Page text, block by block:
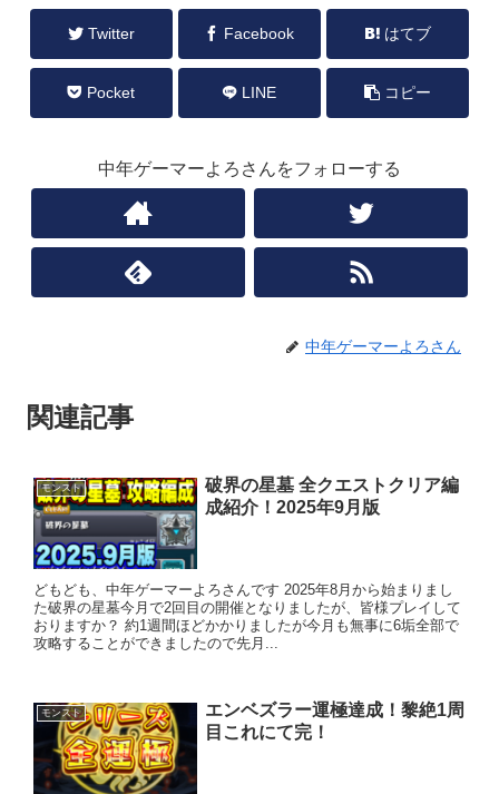
Twitter Facebook はてブ
Pocket LINE コピー
中年ゲーマーよろさんをフォローする
中年ゲーマーよろさん
関連記事
モンスト
破界の星墓 全クエストクリア編
成紹介！2025年9月版
どもども、中年ゲーマーよろさんです 2025年8月から始まりまし
た破界の星墓今月で2回目の開催となりましたが、皆様プレイして
おりますか？ 約1週間ほどかかりましたが今月も無事に6垢全部で
攻略することができましたので先月...
モンスト
エンベズラー運極達成！黎絶1周
目これにて完！